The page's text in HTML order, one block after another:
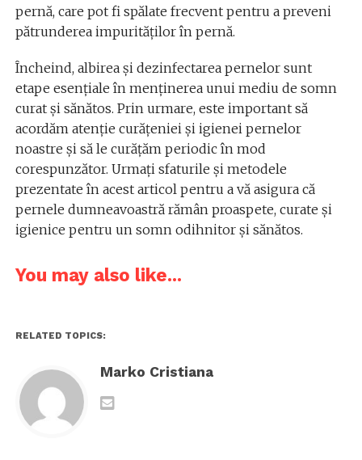
pernă, care pot fi spălate frecvent pentru a preveni
pătrunderea impurităților în pernă.
Încheind, albirea și dezinfectarea pernelor sunt
etape esențiale în menținerea unui mediu de somn
curat și sănătos. Prin urmare, este important să
acordăm atenție curățeniei și igienei pernelor
noastre și să le curățăm periodic în mod
corespunzător. Urmați sfaturile și metodele
prezentate în acest articol pentru a vă asigura că
pernele dumneavoastră rămân proaspete, curate și
igienice pentru un somn odihnitor și sănătos.
You may also like...
RELATED TOPICS:
Marko Cristiana